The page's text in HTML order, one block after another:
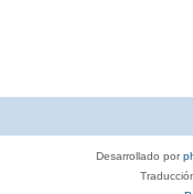
Desarrollado por